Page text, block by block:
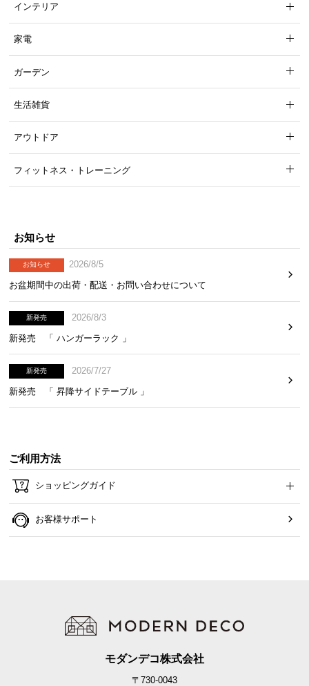
インテリア
家電
ガーデン
生活雑貨
アウトドア
フィットネス・トレーニング
お知らせ
お知らせ
2026/8/5
お盆期間中の出荷・配送・お問い合わせについて
新発売
2026/8/3
新発売 「 ハンガーラック 」
新発売
2026/7/27
新発売 「 昇降サイドテーブル 」
ご利用方法
ショッピングガイド
お客様サポート
モダンデコ株式会社
〒730-0043